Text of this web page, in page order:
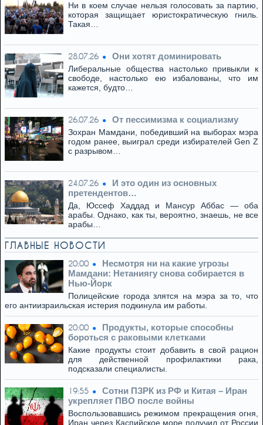
Ни в коем случае нельзя голосовать за партию,
которая защищает юристократическую гниль.
Такая…
28.07.26 Они хотят доминировать
Либеральные общества настолько привыкли к
свободе, настолько ею избалованы, что им
кажется, будто…
26.07.26 От пессимизма к социализму
Зохран Мамдани, победивший на выборах мэра
годом ранее, выиграл среди избирателей Gen Z
с разрывом…
24.07.26
И это один из основных
претендентов…
Да, Юссеф Хаддад и Мансур Аббас — оба
арабы. Однако, как ты, вероятно, знаешь, не все
арабы…
ГЛАВНЫЕ НОВОСТИ
20:00
Несмотря ни на какие угрозы
Мамдани: Нетаниягу снова собирается в
Нью-Йорк
Полицейские города злятся на мэра за то, что
его антиизраильская истерия подкинула им работы.
20:00
Продукты, которые способны
бороться с раковыми клетками
Какие продукты стоит добавить в свой рацион
для действенной профилактики рака,
подсказали специалисты.
19:55
Сотни ПЗРК из РФ и Китая – Иран
укрепляет ПВО после войны
Воспользовавшись режимом прекращения огня,
Иран через Каспийское море получил от России